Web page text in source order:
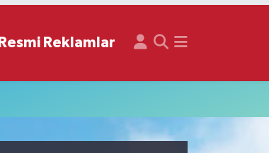
Resmi Reklamlar